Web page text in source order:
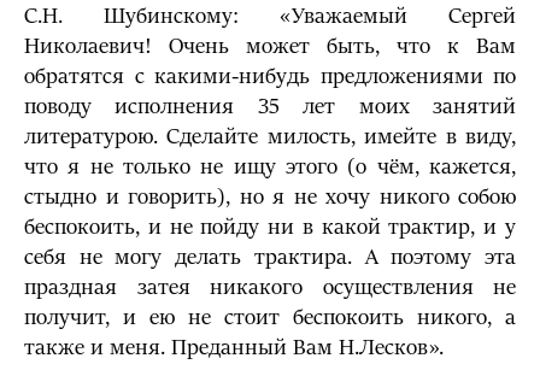
С.Н. Шубинскому: «Уважаемый Сергей
Николаевич! Очень может быть, что к Вам
обратятся с какими-нибудь предложениями по
поводу исполнения 35 лет моих занятий
литературою. Сделайте милость, имейте в виду,
что я не только не ищу этого (о чём, кажется,
стыдно и говорить), но я не хочу никого собою
беспокоить, и не пойду ни в какой трактир, и у
себя не могу делать трактира. А поэтому эта
праздная затея никакого осуществления не
получит, и ею не стоит беспокоить никого, а
также и меня. Преданный Вам Н.Лесков».